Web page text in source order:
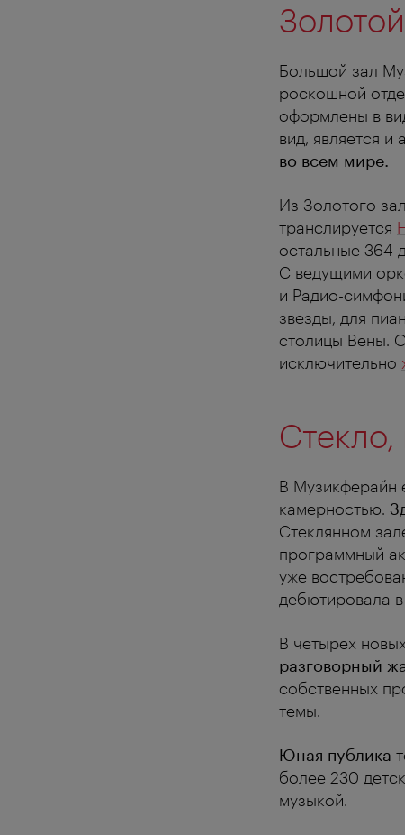
Большой зал
роскошной
оформлены в
вид, является и
во всем мире.
Из Золотого
транслируется
остальные 364
С ведущими
и Радио-
звезды, для
столицы Вены.
исключительно
В Музикферайн
камерностью.
Стеклянном
программный
уже
дебютировала
В четырех
разговорный
собственных
темы.
Юная публика
более 230
музыкой.